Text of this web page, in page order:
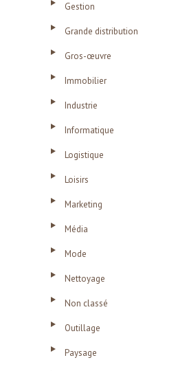
Gestion
Grande distribution
Gros-œuvre
Immobilier
Industrie
Informatique
Logistique
Loisirs
Marketing
Média
Mode
Nettoyage
Non classé
Outillage
Paysage